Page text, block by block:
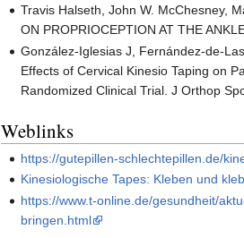
Travis Halseth, John W. McChesney,
ON PROPRIOCEPTION AT THE
González-Iglesias J, Fernández-de-
Effects of Cervical Kinesio Taping on
Randomized Clinical Trial. J Orthop
Weblinks
https://gutepillen-schlechtepillen.de/
Kinesiologische Tapes: Kleben und
https://www.t-online.de/gesundheit/
bringen.html